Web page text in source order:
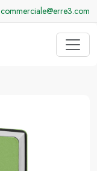
commerciale@erre3.com